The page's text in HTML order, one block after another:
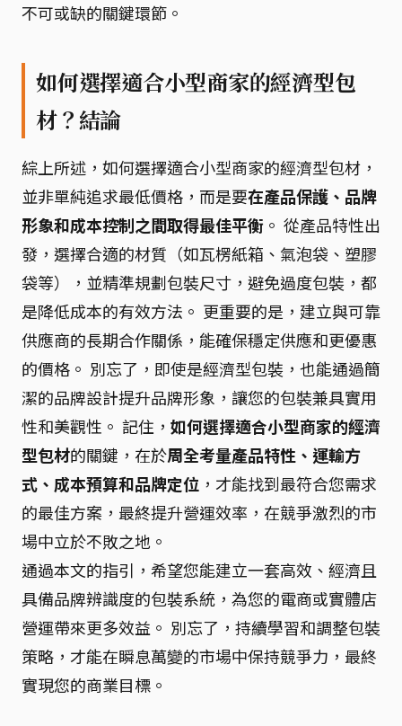
不可或缺的關鍵環節。
如何選擇適合小型商家的經濟型包
材？結論
綜上所述，如何選擇適合小型商家的經濟型包材，
並非單純追求最低價格，而是要在產品保護、品牌
形象和成本控制之間取得最佳平衡 。 從產品特性出
發，選擇合適的材質（如瓦楞紙箱、氣泡袋、塑膠
袋等），並精準規劃包裝尺寸，避免過度包裝，都
是降低成本的有效方法。 更重要的是，建立與可靠
供應商的長期合作關係，能確保穩定供應和更優惠
的價格。 別忘了，即使是經濟型包裝，也能通過簡
潔的品牌設計提升品牌形象，讓您的包裝兼具實用
性和美觀性。 記住， 如何選擇適合小型商家的經濟
型包材的關鍵，在於周全考量產品特性、運輸方
式、成本預算和品牌定位 ，才能找到最符合您需求
的最佳方案，最終提升營運效率，在競爭激烈的市
場中立於不敗之地。
通過本文的指引，希望您能建立一套高效、經濟且
具備品牌辨識度的包裝系統，為您的電商或實體店
營運帶來更多效益。 別忘了，持續學習和調整包裝
策略，才能在瞬息萬變的市場中保持競爭力，最終
實現您的商業目標。